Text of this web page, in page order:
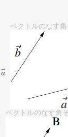
ベクトルのなす角
a⃗
a→
ベクトルのなす角